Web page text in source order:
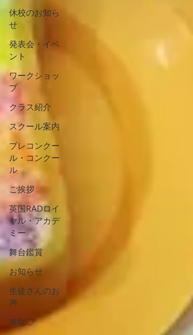
休校のお知ら
せ
発表会・イベ
ント
ワークショッ
プ
クラス紹介
スクール案内
プレコンクー
ル・コンクー
ル
ご挨拶
英国RADロイ
ヤル・アカデ
ミー
舞台鑑賞
お知らせ
生徒さんのお
声
表彰♡